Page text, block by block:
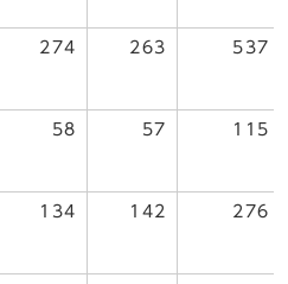
274 263 537
58 57 115
134 142 276